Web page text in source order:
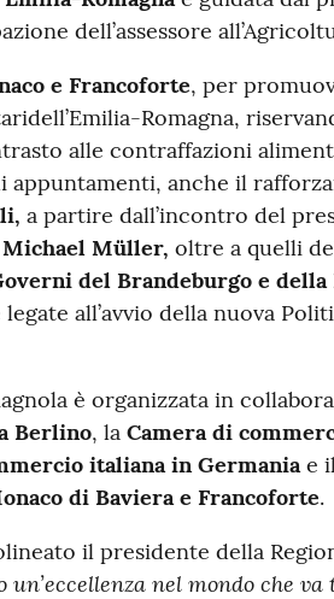
dell’assessore
e Francoforte, per
Romagna,
alle contraffazioni
appuntamenti, anche il
a partire dall’incontro del
Müller, oltre a quelli
del Brandeburgo e della
all’avvio della nuova
è organizzata in
Berlino, la Camera di
italiana in Germaniae
di Baviera e Francoforte.
il presidente della
un’eccellenza nel mondo che